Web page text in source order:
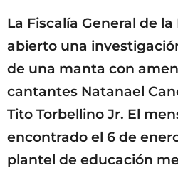
La Fiscalía General de
abierto una
de una manta con
cantantes Natanael
Tito Torbellino Jr. El
encontrado el 6 de
plantel de educación